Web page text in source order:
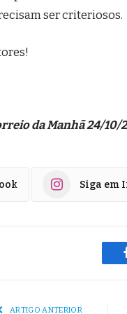
ser criteriosos.
da Manhã 24/10/
Siga em
ARTIGO ANTERIOR